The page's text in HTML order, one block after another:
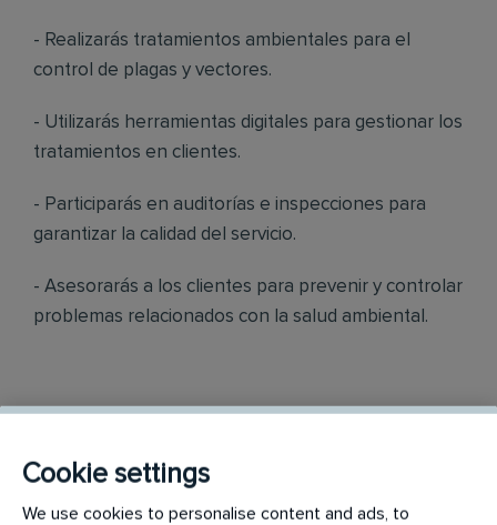
- Realizarás tratamientos ambientales para el
control de plagas y vectores.
- Utilizarás herramientas digitales para gestionar los
tratamientos en clientes.
- Participarás en auditorías e inspecciones para
garantizar la calidad del servicio.
- Asesorarás a los clientes para prevenir y controlar
problemas relacionados con la salud ambiental.
- Salario competitivo + incentivos mensuales
(¡puedes ganar en promedio 1.500 € extra al año!).
Cookie settings
We use cookies to personalise content and ads, to